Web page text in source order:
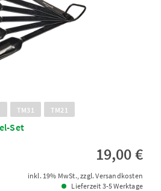
TM31 TM21
Set
19,00 €
inkl. 19% MwSt., zzgl. Versandkosten
Lieferzeit 3-5 Werktage